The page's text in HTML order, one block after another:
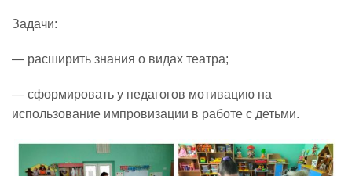
Задачи:
— расширить знания о видах театра;
— сформировать у педагогов мотивацию на
использование импровизации в работе с детьми.